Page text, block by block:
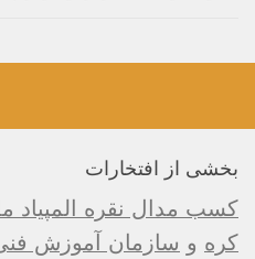
بخشی از افتخارات
کسب مدال نقره
کره و سازمان آموزش